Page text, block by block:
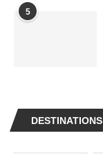
5
DESTINATIONS